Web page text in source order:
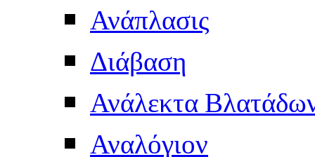
Ανάπλασις
Διάβαση
Ανάλεκτα
Αναλόγιον